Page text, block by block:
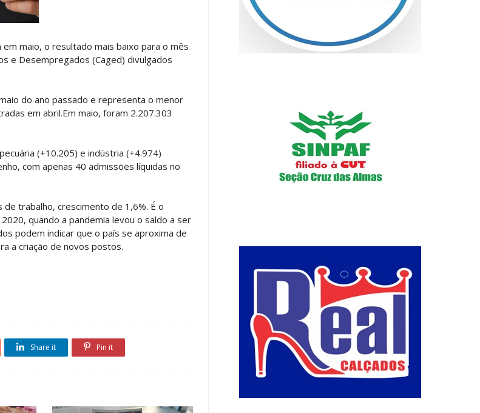
maio, o resultado mais baixo para o mês
e Desempregados (Caged) divulgados
do ano passado e representa o menor
em abril.Em maio, foram 2.207.303
(+10.205) e indústria (+4.974)
com apenas 40 admissões líquidas no
trabalho, crescimento de 1,6%. É o
quando a pandemia levou o saldo a ser
podem indicar que o país se aproxima de
a criação de novos postos.
Share it Pin it